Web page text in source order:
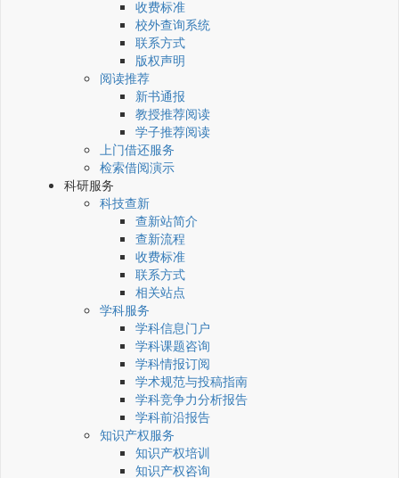
收费标准
校外查询系统
联系方式
版权声明
阅读推荐
新书通报
教授推荐阅读
学子推荐阅读
上门借还服务
检索借阅演示
科研服务
科技查新
查新站简介
查新流程
收费标准
联系方式
相关站点
学科服务
学科信息门户
学科课题咨询
学科情报订阅
学术规范与投稿指南
学科竞争力分析报告
学科前沿报告
知识产权服务
知识产权培训
知识产权咨询